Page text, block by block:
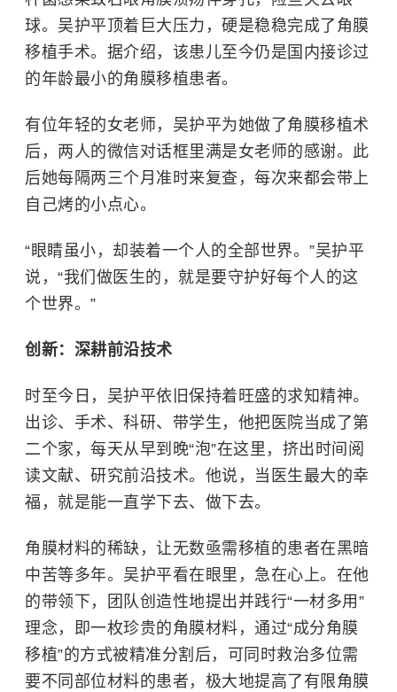
球。吴护平顶着巨大压力，硬是稳稳完成了角膜
移植手术。据介绍，该患儿至今仍是国内接诊过
的年龄最小的角膜移植患者。
有位年轻的女老师，吴护平为她做了角膜移植术
后，两人的微信对话框里满是女老师的感谢。此
后她每隔两三个月准时来复查，每次来都会带上
自己烤的小点心。
“眼睛虽小，却装着一个人的全部世界。”吴护平
说，“我们做医生的，就是要守护好每个人的这
个世界。”
创新：深耕前沿技术
时至今日，吴护平依旧保持着旺盛的求知精神。
出诊、手术、科研、带学生，他把医院当成了第
二个家，每天从早到晚“泡”在这里，挤出时间阅
读文献、研究前沿技术。他说，当医生最大的幸
福，就是能一直学下去、做下去。
角膜材料的稀缺，让无数亟需移植的患者在黑暗
中苦等多年。吴护平看在眼里，急在心上。在他
的带领下，团队创造性地提出并践行“一材多用”
理念，即一枚珍贵的角膜材料，通过“成分角膜
移植”的方式被精准分割后，可同时救治多位需
要不同部位材料的患者，极大地提高了有限角膜